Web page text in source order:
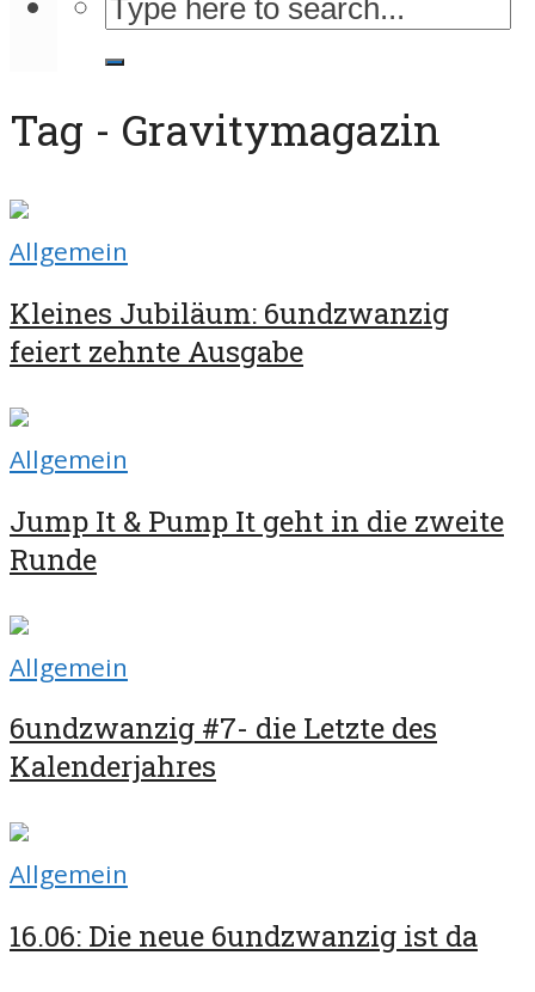
Tag - Gravitymagazin
Allgemein
Kleines Jubiläum: 6undzwanzig
feiert zehnte Ausgabe
Allgemein
Jump It & Pump It geht in die zweite
Runde
Allgemein
6undzwanzig #7- die Letzte des
Kalenderjahres
Allgemein
16.06: Die neue 6undzwanzig ist da